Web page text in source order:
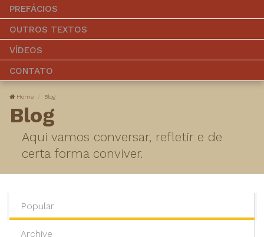
PREFÁCIOS
OUTROS TEXTOS
VÍDEOS
CONTATO
Home Blog
Blog
Aqui vamos conversar, refletir e de
certa forma conviver.
Popular
Archive